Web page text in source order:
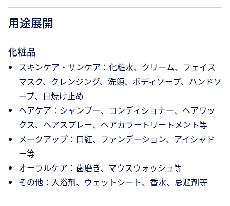
用途展開
化粧品
スキンケア・サンケア：化粧水、クリーム、フェイス
マスク、クレンジング、洗顔、ボディソープ、ハンドソ
ープ、日焼け止め
ヘアケア：シャンプー、コンディショナー、ヘアワッ
クス、ヘアスプレー、ヘアカラートリートメント等
メークアップ：口紅、ファンデーション、アイシャド
ー等
オーラルケア：歯磨き、マウスウォッシュ等
その他：入浴剤、ウェットシート、香水、忌避剤等